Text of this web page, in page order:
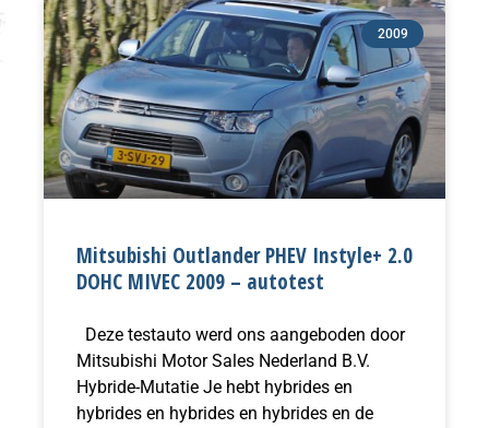
2009
Mitsubishi Outlander PHEV Instyle+ 2.0
DOHC MIVEC 2009 – autotest
Deze testauto werd ons aangeboden door
Mitsubishi Motor Sales Nederland B.V.
Hybride-Mutatie Je hebt hybrides en
hybrides en hybrides en hybrides en de